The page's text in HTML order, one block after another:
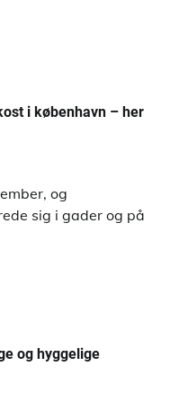
i københavn – her
og
sig i gader og på
og hyggelige